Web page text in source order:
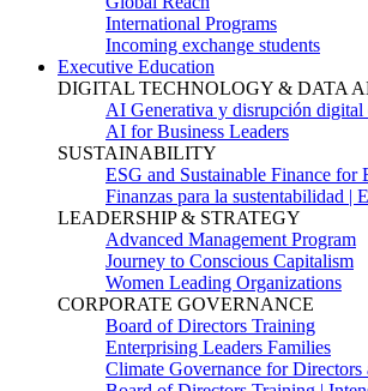
International Programs
Incoming exchange students
Executive Education
DIGITAL TECHNOLOGY & DATA
AI Generativa y disrupción
AI for Business Leaders
SUSTAINABILITY
ESG and Sustainable Finance for
Finanzas para la sustentabilidad |
LEADERSHIP & STRATEGY
Advanced Management Program
Journey to Conscious Capitalism
Women Leading Organizations
CORPORATE GOVERNANCE
Board of Directors Training
Enterprising Leaders Families
Climate Governance for Directors